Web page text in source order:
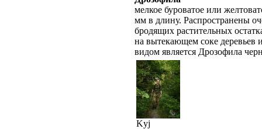
мелкое буроватое или
мм в длину. Распространены
бродящих растительных
на вытекающем соке деревьев
видом является Дрозофила
Kyj